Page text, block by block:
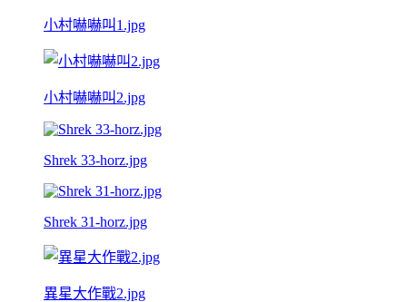
小村嚇嚇叫1.jpg
小村嚇嚇叫2.jpg
Shrek 33-horz.jpg
Shrek 31-horz.jpg
異星大作戰2.jpg